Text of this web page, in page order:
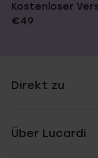
Kostenloser
€49
Direkt zu
Über Lucardi